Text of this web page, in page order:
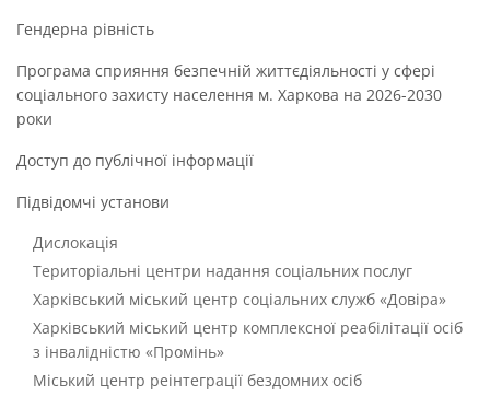
Гендерна рівність
Програма сприяння безпечній життєдіяльності у сфері
соціального захисту населення м. Харкова на 2026-2030
роки
Доступ до публічної інформації
Підвідомчі установи
Дислокація
Територіальні центри надання соціальних послуг
Харківський міський центр соціальних служб «Довіра»
Харківський міський центр комплексної реабілітації осіб
з інвалідністю «Промінь»
Міський центр реінтеграції бездомних осіб